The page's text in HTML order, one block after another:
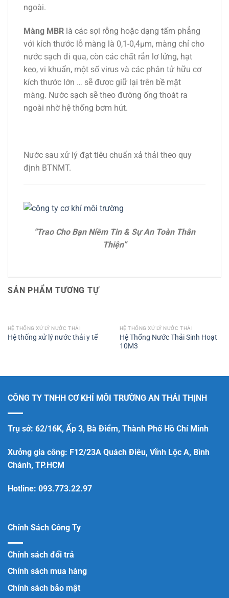
ngoài.
Màng MBR là các sợi rỗng hoặc dạng tấm phẳng
với kích thước lỗ màng là 0,1-0,4µm, màng chỉ cho
nước sạch đi qua, còn các chất rắn lơ lửng, hạt
keo, vi khuẩn, một số virus và các phân tử hữu cơ
kích thước lớn … sẽ được giữ lại trên bề mặt
màng. Nước sạch sẽ theo đường ống thoát ra
ngoài nhờ hệ thống bơm hút.
Nước sau xử lý đạt tiêu chuẩn xả thải theo quy
định BTNMT.
“Trao Cho Bạn Niềm Tin & Sự An Toàn Thân
Thiện”
SẢN PHẨM TƯƠNG TỰ
HỆ THỐNG XỬ LÝ NƯỚC THẢI
Hệ thống xử lý nước thải y tế
HỆ THỐNG XỬ LÝ NƯỚC THẢI
Hệ Thống Nước Thải Sinh Hoạt
10M3
CÔNG TY TNHH CƠ KHÍ MÔI TRƯỜNG AN THÁI THỊNH
Trụ sở: 62/16K, Ấp 3, Bà Điểm, Thành Phố Hồ Chí Minh
Xưởng gia công: F12/23A Quách Điêu, Vĩnh Lộc A, Bình
Chánh, TP.HCM
Hotline: 093.773.22.97
Chính Sách Công Ty
Chính sách đổi trả
Chính sách mua hàng
Chính sách bảo mật